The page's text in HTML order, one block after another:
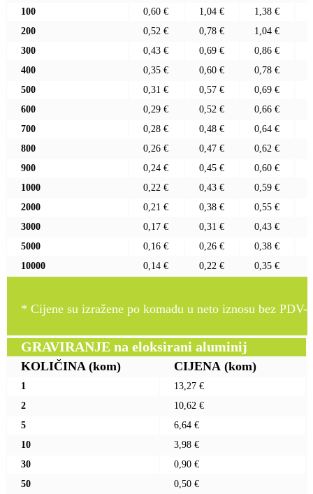
100 0,60 € 1,04 € 1,38 €
200
0,52 € 0,78 € 1,04 €
300
0,43 € 0,69 € 0,86 €
400
0,35 € 0,60 € 0,78 €
500
0,31 € 0,57 € 0,69 €
600
0,29 € 0,52 € 0,66 €
700
0,28 € 0,48 € 0,64 €
800
0,26 € 0,47 € 0,62 €
900
0,24 € 0,45 € 0,60 €
1000
0,22 € 0,43 € 0,59 €
2000
0,21 € 0,38 € 0,55 €
3000
0,17 € 0,31 € 0,43 €
5000
0,16 € 0,26 € 0,38 €
10000
0,14 € 0,22 € 0,35 €
* Cijene su izražene po komadu u neto iznosu bez PDV-
GRAVIRANJE na eloksirani aluminij
KOLIČINA (kom) CIJENA (kom)
1
13,27 €
2
10,62 €
5
6,64 €
10
3,98 €
30
0,90 €
50
0,50 €